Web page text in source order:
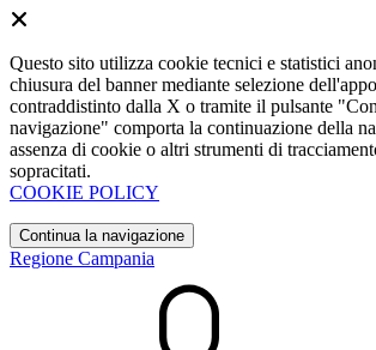
Questo sito utilizza cookie tecnici e statistici
chiusura del banner mediante selezione
contraddistinto dalla X o tramite il pulsante
navigazione" comporta la continuazione della
assenza di cookie o altri strumenti di
sopracitati.
COOKIE POLICY
Continua la navigazione
Regione Campania